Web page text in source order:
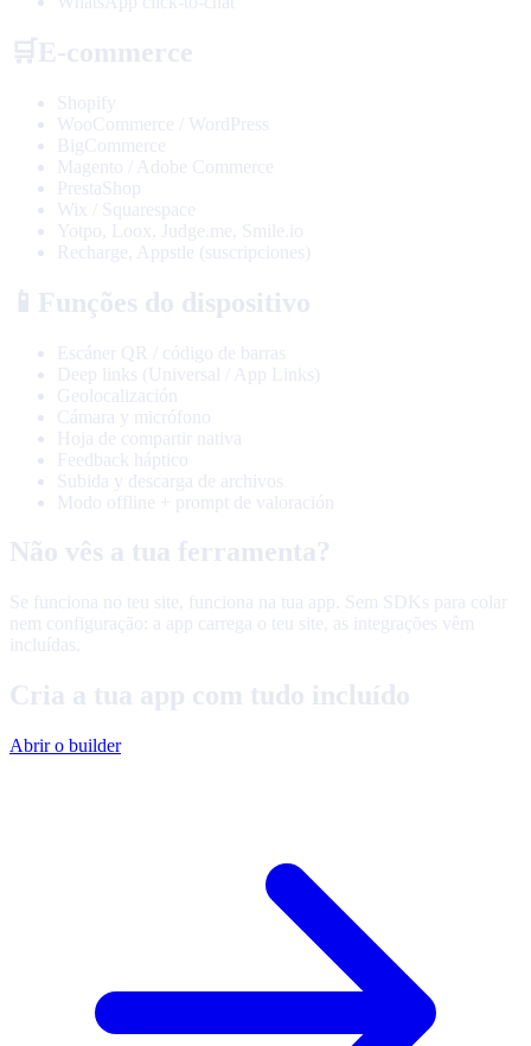
🛒E-commerce
Shopify
WooCommerce / WordPress
BigCommerce
Magento / Adobe Commerce
PrestaShop
Wix / Squarespace
Yotpo, Loox, Judge.me, Smile.io
Recharge, Appstle (suscripciones)
📱 Funções do dispositivo
Escáner QR / código de barras
Deep links (Universal / App Links)
Geolocalización
Cámara y micrófono
Hoja de compartir nativa
Feedback háptico
Subida y descarga de archivos
Modo offline + prompt de valoración
Não vês a tua ferramenta?
Se funciona no teu site, funciona na tua app. Sem SDKs para colar
nem configuração: a app carrega o teu site, as integrações vêm
incluídas.
Cria a tua app com tudo incluído
Abrir o builder